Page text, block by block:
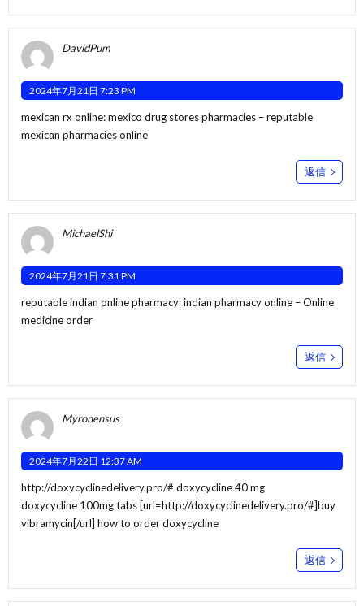
DavidPum
2024年7月21日 7:23 PM
mexican rx online:mexico drug stores pharmacies – reputable
mexican pharmacies online
返信
MichaelShi
2024年7月21日 7:31 PM
reputable indian online pharmacy:indian pharmacy online – Online
medicine order
返信
Myronensus
2024年7月22日 12:37 AM
http://doxycyclinedelivery.pro/# doxycycline 40 mg
doxycycline 100mg tabs [url=http://doxycyclinedelivery.pro/#]buy
vibramycin[/url] how to order doxycycline
返信